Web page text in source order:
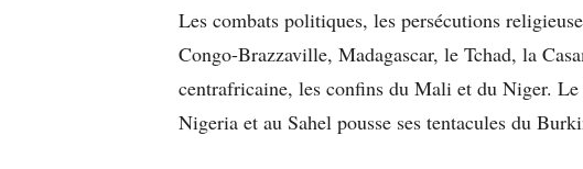
Les combats politiques, les persécutions
Congo-Brazzaville, Madagascar, le Tchad, la
centrafricaine, les confins du Mali et du Niger.
Nigeria et au Sahel pousse ses tentacules du